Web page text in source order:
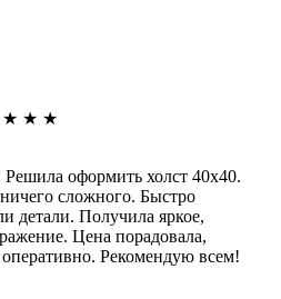
★ ★ ★
оформить холст 40х40.
ничего сложного. Быстро
детали. Получила яркое,
Цена порадовала,
Рекомендую всем!